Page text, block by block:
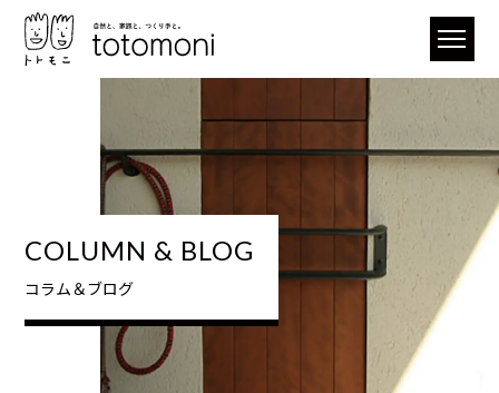
COLUMN & BLOG
コラム＆ブログ